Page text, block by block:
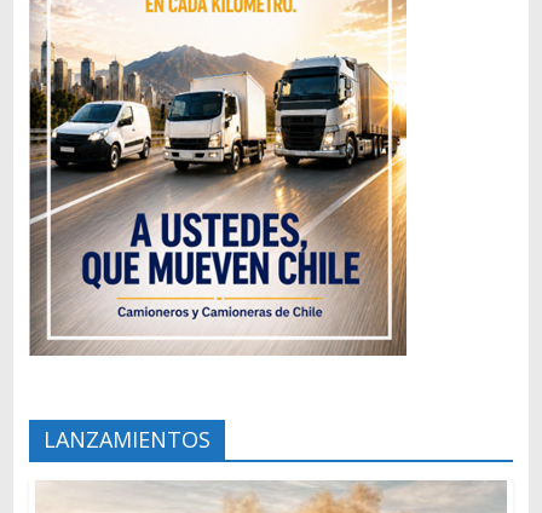
LANZAMIENTOS